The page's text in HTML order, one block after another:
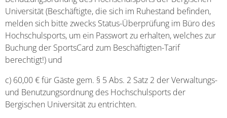
Universität (Beschäftigte, die sich im Ruhestand befinden,
melden sich bitte zwecks Status-Überprüfung im Büro des
Hochschulsports, um ein Passwort zu erhalten, welches zur
Buchung der SportsCard zum Beschäftigten-Tarif
berechtigt!) und
c) 60,00 € für Gäste gem. § 5 Abs. 2 Satz 2 der Verwaltungs-
und Benutzungsordnung des Hochschulsports der
Bergischen Universität zu entrichten.